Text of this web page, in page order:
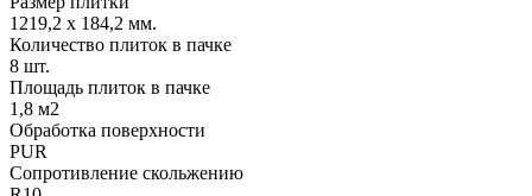
1219,2 х 184,2 мм.
Количество плиток в пачке
8 шт.
Площадь плиток в пачке
1,8 м2
Обработка поверхности
PUR
Сопротивление скольжению